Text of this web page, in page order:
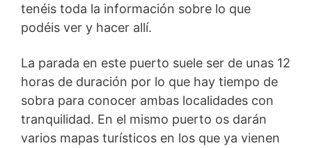
tenéis toda la información sobre lo que
podéis ver y hacer allí.
La parada en este puerto suele ser de unas 12
horas de duración por lo que hay tiempo de
sobra para conocer ambas localidades con
tranquilidad. En el mismo puerto os darán
varios mapas turísticos en los que ya vienen